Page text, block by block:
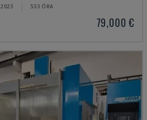
2023 533 ÓRA
79,000 €